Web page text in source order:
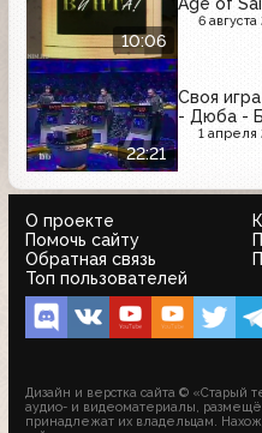
10:06
6
22:21
Своя
- Дюба -
1 апреля
О проекте
Помочь сайту
Обратная связь
Топ пользователей
Дизайн и верстка сайта © «Старый
аудио- и видеоматериалы,
принадлежат их владельцам.